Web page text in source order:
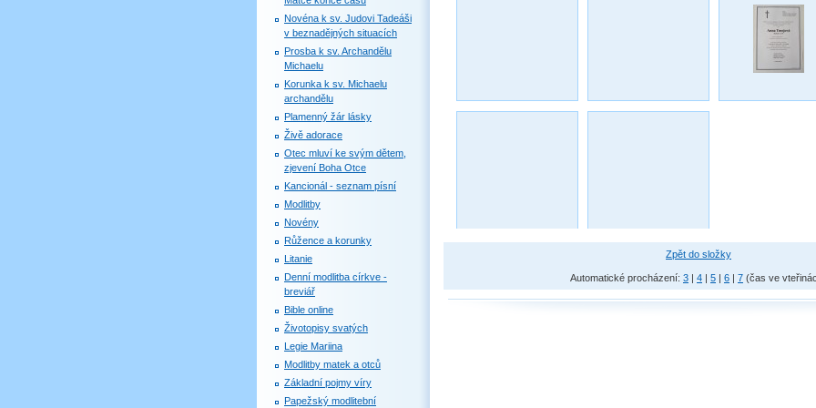
Zpět do složky
Automatické procházení: 3 | 4 | 5 | 6 | 7 (čas ve
Novéna k sv. Judovi Tadeáši
v beznadějných situacích
Prosba k sv. Archandělu
Michaelu
Korunka k sv. Michaelu
archandělu
Plamenný žár lásky
Živě adorace
Otec mluví ke svým dětem,
zjevení Boha Otce
Kancionál - seznam písní
Modlitby
Novény
Růžence a korunky
Litanie
Denní modlitba církve -
breviář
Bible online
Životopisy svatých
Legie Mariina
Modlitby matek a otců
Základní pojmy víry
Papežský modlitební